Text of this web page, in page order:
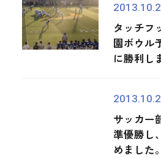
タッチフ
園ボウル
に勝利し
サッカー
準優勝し
めました。